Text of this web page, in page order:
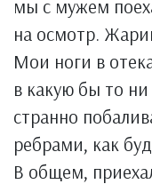
мы с мужем
на осмотр.
Мои ноги в
в какую бы то
странно
ребрами, как
В общем,